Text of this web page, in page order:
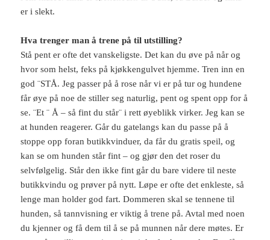
er i slekt.
Hva trenger man å trene på til utstilling?
Stå pent er ofte det vanskeligste. Det kan du øve på når og
hvor som helst, feks på kjøkkengulvet hjemme. Tren inn en
god ¨STÅ. Jeg passer på å rose når vi er på tur og hundene
får øye på noe de stiller seg naturlig, pent og spent opp for å
se. ¨Et ¨ Å – så fint du står¨ i rett øyeblikk virker. Jeg kan se
at hunden reagerer. Går du gatelangs kan du passe på å
stoppe opp foran butikkvinduer, da får du gratis speil, og
kan se om hunden står fint – og gjør den det roser du
selvfølgelig. Står den ikke fint går du bare videre til neste
butikkvindu og prøver på nytt. Løpe er ofte det enkleste, så
lenge man holder god fart. Dommeren skal se tennene til
hunden, så tannvisning er viktig å trene på. Avtal med noen
du kjenner og få dem til å se på munnen når dere møtes. Er